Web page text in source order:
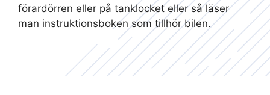
förardörren eller på tanklocket eller så läser
man instruktionsboken som tillhör bilen.